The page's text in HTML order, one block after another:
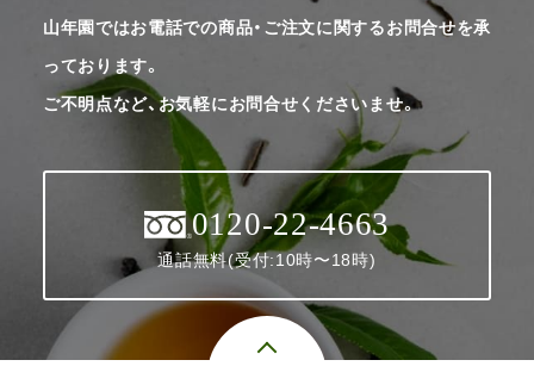
山年園ではお電話での商品・ご注文に関するお問合せを承
っております。
ご不明点など、お気軽にお問合せくださいませ。
0120-22-4663
通話無料(受付:10時〜18時)